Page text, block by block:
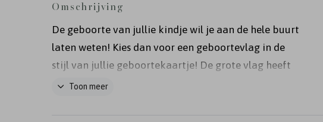
Omschrijving
De geboorte van jullie kindje wil je aan de hele buurt
laten weten! Kies dan voor een geboortevlag in de
stijl van jullie geboortekaartje! De grote vlag heeft
een formaat van 60x60x120 cm en is gemaakt van
Toon meer